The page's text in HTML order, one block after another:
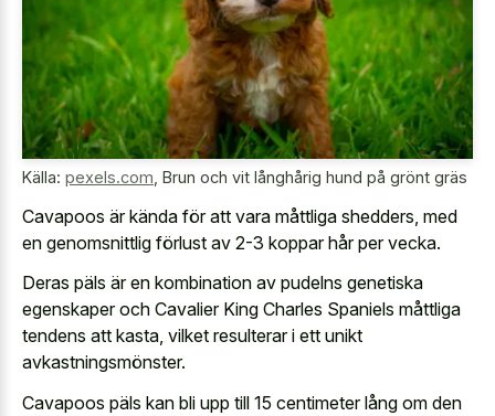
Källa: pexels.com Brun och vit långhårig hund på grönt gräs
Cavapoos är kända för att vara måttliga shedders, med
en genomsnittlig förlust av 2-3 koppar hår per vecka.
Deras päls är en kombination av pudelns genetiska
egenskaper och Cavalier King Charles Spaniels måttliga
tendens att kasta, vilket resulterar i ett unikt
avkastningsmönster.
Cavapoos päls kan bli upp till 15 centimeter lång om den